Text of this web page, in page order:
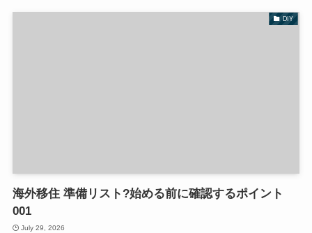
DIY
海外移住 準備リスト?始める前に確認するポイント
001
July 29, 2026